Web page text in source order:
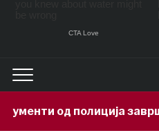
завршија во ВМРО?